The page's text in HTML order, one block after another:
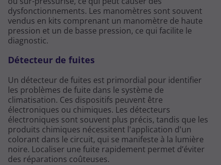
dysfonctionnements. Les manomètres sont souvent
vendus en kits comprenant un manomètre de haute
pression et un de basse pression, ce qui facilite le
diagnostic.
Détecteur de fuites
Un détecteur de fuites est primordial pour identifier
les problèmes de fuite dans le système de
climatisation. Ces dispositifs peuvent être
électroniques ou chimiques. Les détecteurs
électroniques sont souvent plus précis, tandis que les
produits chimiques nécessitent l'application d'un
colorant dans le circuit, qui se manifeste à la lumière
noire. Localiser une fuite rapidement permet d’éviter
des réparations coûteuses.